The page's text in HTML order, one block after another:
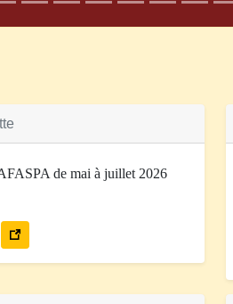
de mai à juillet 2026